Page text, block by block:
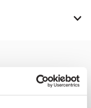
Vi sidder